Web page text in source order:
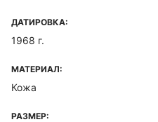
ДАТИРОВКА:
1968 г.
МАТЕРИАЛ:
Кожа
РАЗМЕР: